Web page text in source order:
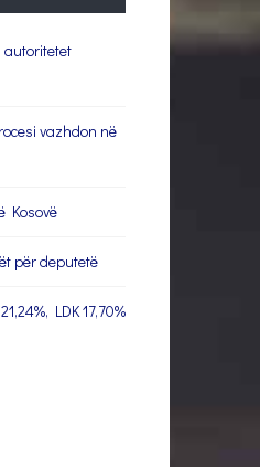
autoritetet
vazhdon në
Kosovë
për deputetë
LDK 17,70%